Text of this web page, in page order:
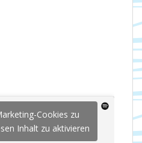
Cookies zu
Inhalt zu aktivieren